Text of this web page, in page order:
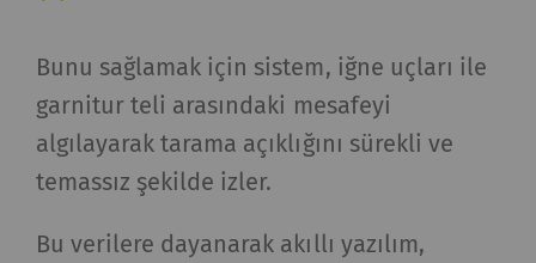
Bunu sağlamak için sistem, iğne uçları ile
garnitur teli arasındaki mesafeyi
algılayarak tarama açıklığını sürekli ve
temassız şekilde izler.
Bu verilere dayanarak akıllı yazılım,